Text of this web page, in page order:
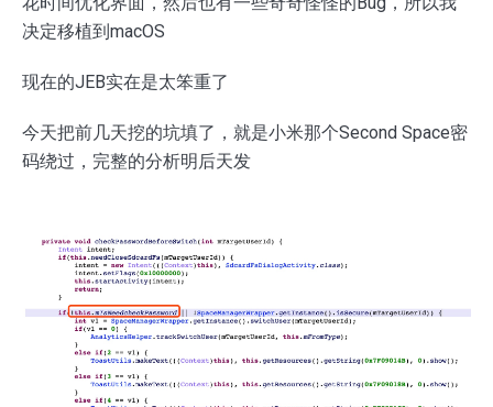
决定移植到macOS
现在的JEB实在是太笨重了
今天把前几天挖的坑填了，就是小米那个Second Space密
码绕过，完整的分析明后天发